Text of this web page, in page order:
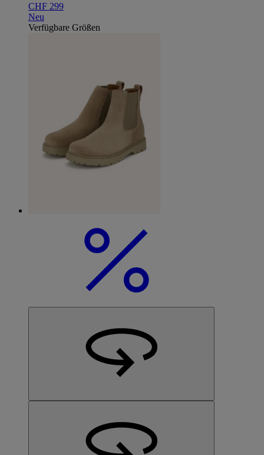
CHF 299
Neu
Verfügbare Größen